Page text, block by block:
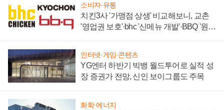
소비자·유통
치킨3사 '가맹점 상생' 비교해보니, 교촌
'영업권 보호'·bhc '신메뉴 개발'·BBQ '원가
인터넷·게임·콘텐츠
YG엔터 하반기 빅뱅 월드투어로 실적 성
장 증권가 전망, 신인 보이그룹도 주목
화학·에너지